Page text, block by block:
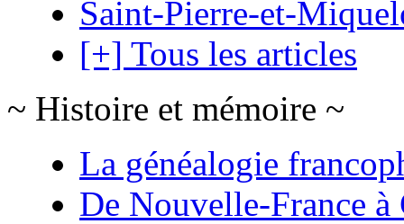
Saint-Pierre-et-
[+] Tous les articles
~ Histoire et mémoire ~
La généalogie
De Nouvelle-France à